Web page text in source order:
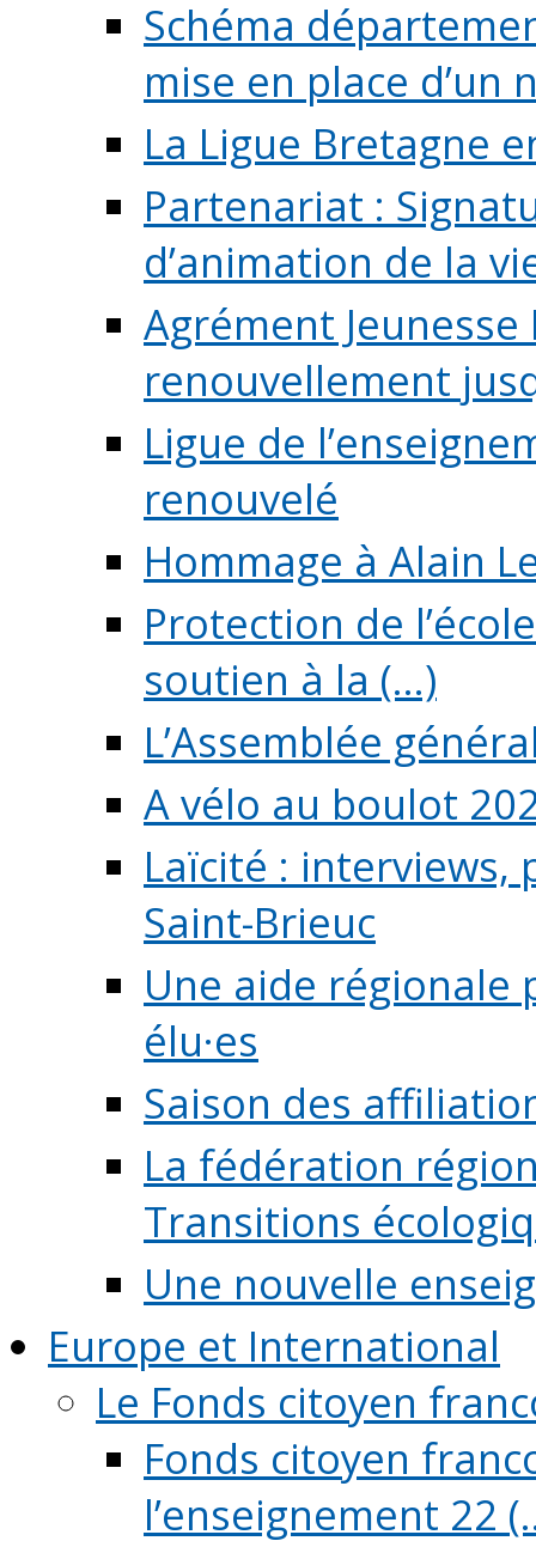
Schéma
mise en place d’un
La Ligue Bretagne
Partenariat :
d’animation de la
Agrément
renouvellement
Ligue de
renouvelé
Hommage à Alain
Protection de
soutien à la (...)
L’Assemblée
A vélo au boulot
Laïcité :
Saint-Brieuc
Une aide régionale
élu·es
Saison des
La fédération
Transitions
Une nouvelle
Europe et International
Le Fonds citoyen
Fonds citoyen
l’enseignement 22